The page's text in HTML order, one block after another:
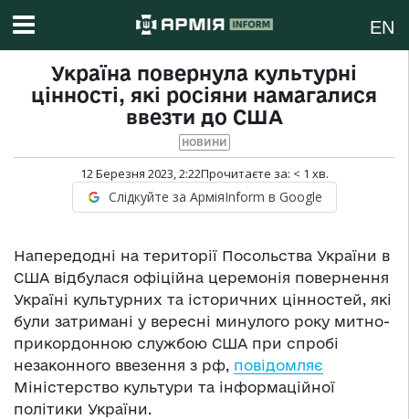
EN
Україна повернула культурні
цінності, які росіяни намагалися
ввезти до США
НОВИНИ
12 Березня 2023, 2:22Прочитаєте за: < 1 хв.
Слідкуйте за АрміяInform в Google
Напередодні на території Посольства України в
США відбулася офіційна церемонія повернення
Україні культурних та історичних цінностей, які
були затримані у вересні минулого року митно-
прикордонною службою США при спробі
незаконного ввезення з рф, повідомляє
Міністерство культури та інформаційної
політики України.